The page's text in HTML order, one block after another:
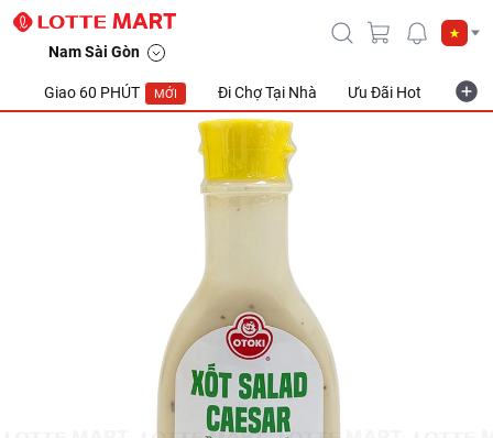
Nam Sài Gòn
Giao 60 PHÚT MỚI Đi Chợ Tại Nhà Ưu Đãi Hot